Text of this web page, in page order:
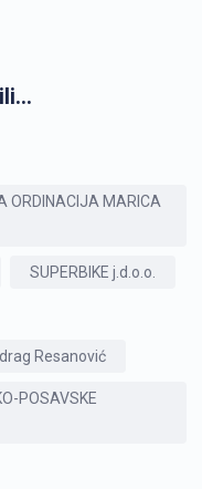
ORDINACIJA MARICA
SUPERBIKE j.d.o.o.
Resanović
POSAVSKE